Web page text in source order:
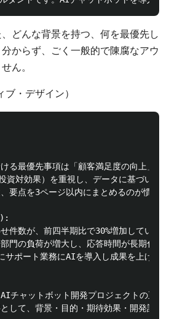
どんな背景を持つ、何を最優先し
からず、ごく一般的で陳腐なアウ
ん。
・デザイン）
る最優先事項は「顧客満足度の向上」で
資対効果）を重視し、データに基づいた
要点を3ページ以内にまとめるのが慣例
件数が、前四半期比で30%増加している
門の負荷が増大し、応答時間が長期化、
サポート業務にAIを導入し成果を上げて
チャットボット開発プロジェクトの正式
して、背景・目的・期待効果・開発計画